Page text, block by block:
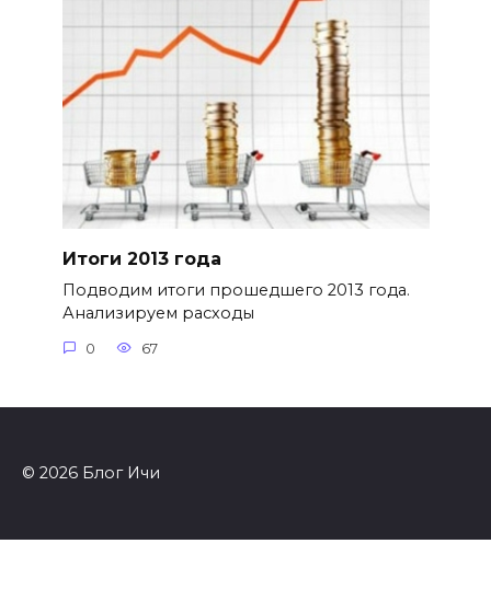
Итоги 2013 года
Подводим итоги прошедшего 2013 года.
Анализируем расходы
0 67
© 2026 Блог Ичи